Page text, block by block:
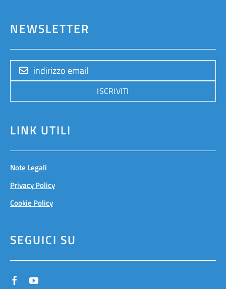
NEWSLETTER
ISCRIVITI
LINK UTILI
Note Legali
Privacy Policy
Cookie Policy
SEGUICI SU